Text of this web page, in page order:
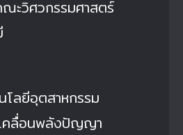
ะวิศวกรรมศาสตร์
โลยีอุตสาหกรรม
คลื่อนพลังปัญญา